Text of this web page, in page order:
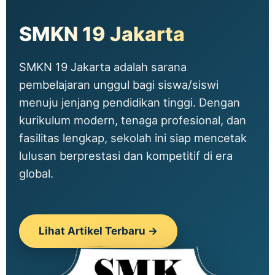
SMKN 19 Jakarta
SMKN 19 Jakarta adalah sarana
pembelajaran unggul bagi siswa/siswi
menuju jenjang pendidikan tinggi. Dengan
kurikulum modern, tenaga profesional, dan
fasilitas lengkap, sekolah ini siap mencetak
lulusan berprestasi dan kompetitif di era
global.
Lihat Artikel Terbaru →